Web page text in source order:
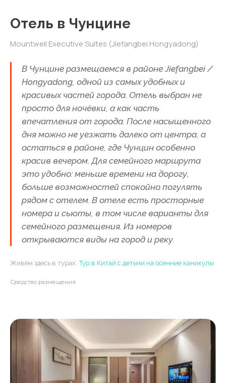
ЮНЕСКО.
Китай с детьми на осенние
ОБЪЕКТ ЮНЕСКО
Гигантский Будда
Лэшаня
Самая большая в мире статуя
Будды, высеченная в скале (71
м). На слиянии трёх рек. Объект
ЮНЕСКО. Круиз на кораблике с
панорамным видом.
ДОСТОПРИМЕЧАТЕЛЬНОСТЬ
Хунъядун
11-этажный комплекс на скале
над рекой Цзялин. Ночью сияет
тысячами огней — напоминает
шопинга, питания и
СМОТРОВАЯ ПЛОЩАДКА
Пик Жуйи
Канатная дорога 2.3 км среди
карстовых гор Яншо.
Отель в Чунцине
Mountwell Executive Suites (Jiefangbei Hongyadong)
В Чунцине размещаемся в районе Jiefangbei /
Hongyadong, одной из самых удобных и
красивых частей города. Отель выбран не
просто для ночёвки, а как часть
впечатления от города. После насыщенного
дня можно не уезжать далеко от центра, а
остаться в районе, где Чунцин особенно
красив вечером. Для семейного маршрута
это удобно: меньше времени на дорогу,
больше возможностей спокойно погулять
рядом с отелем. В отеле есть просторные
номера и сьюты, в том числе варианты для
семейного размещения. Из номеров
открываются виды на город и реку.
Живём здесь в турах: Тур в Китай с детьми на осенние каникулы
Средство размещения